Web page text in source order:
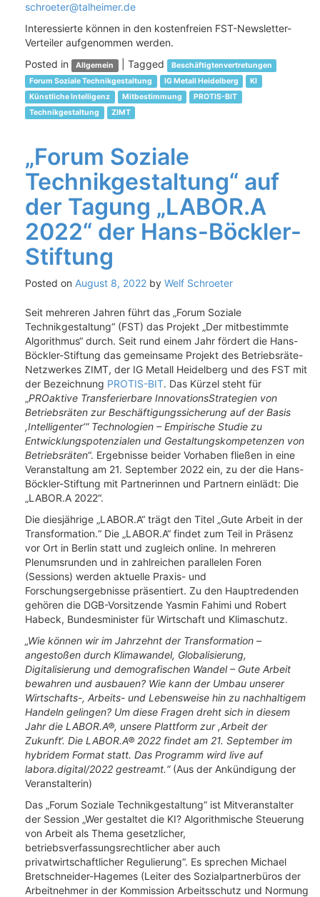
schroeter@talheimer.de
Interessierte können in den kostenfreien FST-Newsletter-
Verteiler aufgenommen werden.
Posted in
Allgemein Tagged
Beschäftigtenvertretungen
Forum Soziale Technikgestaltung
IG Metall Heidelberg
KI
Künstliche Intelligenz
Mitbestimmung
PROTIS-BIT
Technikgestaltung
ZIMT
„Forum Soziale
Technikgestaltung“ auf
der Tagung „LABOR.A
2022“ der Hans-Böckler-
Stiftung
Posted on August 8, 2022 by Welf Schroeter
Seit mehreren Jahren führt das „Forum Soziale
Technikgestaltung“ (FST) das Projekt „Der mitbestimmte
Algorithmus“ durch. Seit rund einem Jahr fördert die Hans-
Böckler-Stiftung das gemeinsame Projekt des Betriebsräte-
Netzwerkes ZIMT, der IG Metall Heidelberg und des FST mit
der Bezeichnung PROTIS-BIT. Das Kürzel steht für
„PROaktive Transferierbare InnovationsStrategien von
Betriebsräten zur Beschäftigungssicherung auf der Basis
,Intelligenter‘“ Technologien – Empirische Studie zu
Entwicklungspotenzialen und Gestaltungskompetenzen von
Betriebsräten“. Ergebnisse beider Vorhaben fließen in eine
Veranstaltung am 21. September 2022 ein, zu der die Hans-
Böckler-Stiftung mit Partnerinnen und Partnern einlädt: Die
„LABOR.A 2022“.
Die diesjährige „LABOR.A“ trägt den Titel „Gute Arbeit in der
Transformation.“ Die „LABOR.A“ findet zum Teil in Präsenz
vor Ort in Berlin statt und zugleich online. In mehreren
Plenumsrunden und in zahlreichen parallelen Foren
(Sessions) werden aktuelle Praxis- und
Forschungsergebnisse präsentiert. Zu den Hauptredenden
gehören die DGB-Vorsitzende Yasmin Fahimi und Robert
Habeck, Bundesminister für Wirtschaft und Klimaschutz.
„Wie können wir im Jahrzehnt der Transformation –
angestoßen durch Klimawandel, Globalisierung,
Digitalisierung und demografischen Wandel – Gute Arbeit
bewahren und ausbauen? Wie kann der Umbau unserer
Wirtschafts-, Arbeits- und Lebensweise hin zu nachhaltigem
Handeln gelingen? Um diese Fragen dreht sich in diesem
Jahr die LABOR.A®, unsere Plattform zur ,Arbeit der
Zukunft‘. Die LABOR.A® 2022 findet am 21. September im
hybridem Format statt. Das Programm wird live auf
labora.digital/2022 gestreamt.“(Aus der Ankündigung der
Veranstalterin)
Das „Forum Soziale Technikgestaltung“ ist Mitveranstalter
der Session „Wer gestaltet die KI? Algorithmische Steuerung
von Arbeit als Thema gesetzlicher,
betriebsverfassungsrechtlicher aber auch
privatwirtschaftlicher Regulierung“. Es sprechen Michael
Bretschneider-Hagemes (Leiter des Sozialpartnerbüros der
Arbeitnehmer in der Kommission Arbeitsschutz und Normung